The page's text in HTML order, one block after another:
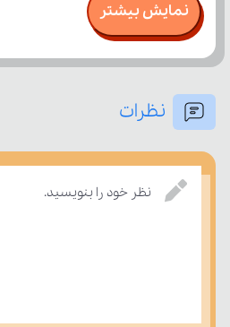
امتحان، میزان تسلط خود را بر
نمایش بیشتر
نظرات
نظر خود را بنویسید.